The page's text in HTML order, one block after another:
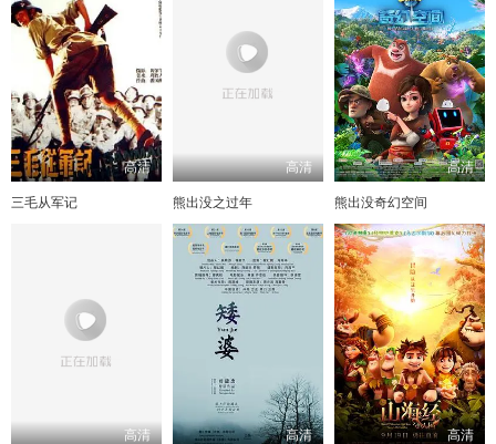
高清
三毛从军记
高清
熊出没之过年
高清
熊出没奇幻空间
高清 高清 高清